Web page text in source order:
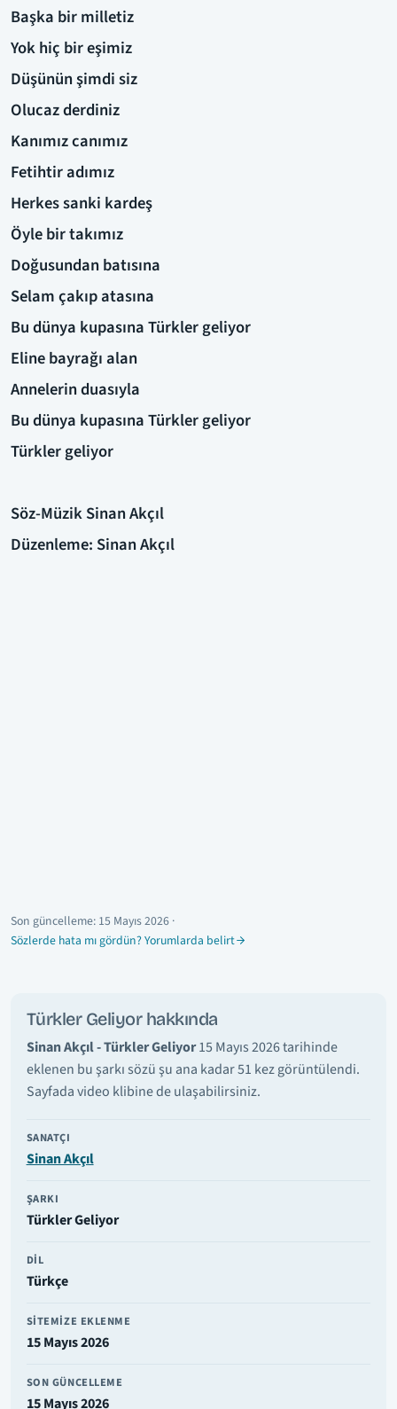
Başka bir milletiz
Yok hiç bir eşimiz
Düşünün şimdi siz
Olucaz derdiniz
Kanımız canımız
Fetihtir adımız
Herkes sanki kardeş
Öyle bir takımız
Doğusundan batısına
Selam çakıp atasına
Bu dünya kupasına Türkler geliyor
Eline bayrağı alan
Annelerin duasıyla
Bu dünya kupasına Türkler geliyor
Türkler geliyor
Söz-Müzik Sinan Akçıl
Düzenleme: Sinan Akçıl
Son güncelleme: 15 Mayıs 2026 ·
Sözlerde hata mı gördün? Yorumlarda belirt
Türkler Geliyor hakkında
Sinan Akçıl - Türkler Geliyor15 Mayıs 2026 tarihinde
eklenen bu şarkı sözü şu ana kadar 51 kez görüntülendi.
Sayfada video klibine de ulaşabilirsiniz.
SANATÇI
Sinan Akçıl
ŞARKI
Türkler Geliyor
DIL
Türkçe
SITEMIZE EKLENME
15 Mayıs 2026
SON GÜNCELLEME
15 Mayıs 2026